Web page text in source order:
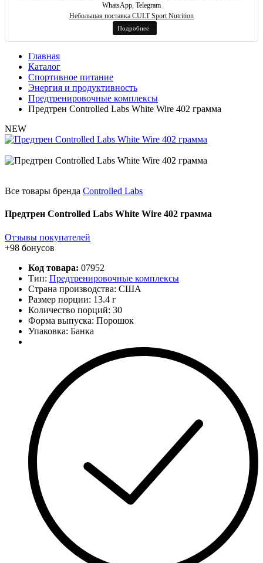
WhatsApp, Telegram
Небольшая поставка CULT Sport Nutrition
Подробнее
Главная
Каталог
Спортивное питание
Энергия и продуктивность
Предтренировочные комплексы
Предтрен Controlled Labs White Wire 402 грамма
NEW
Все товары бренда Controlled Labs
Предтрен Controlled Labs White Wire 402 грамма
Отзывы покупателей
+98 бонусов
Код товара: 07952
Тип: Предтренировочные комплексы
Страна производства: США
Размер порции: 13.4 г
Количество порций: 30
Форма выпуска: Порошок
Упаковка: Банка